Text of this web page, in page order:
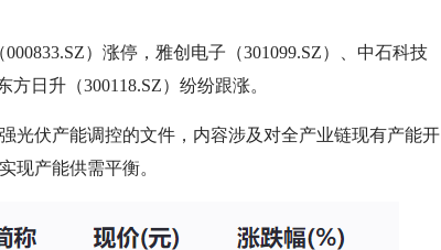
）涨停，雅创电子（301099.SZ）、中石科技
方日升（300118.SZ）纷纷跟涨。
光伏产能调控的文件，内容涉及对全产业链现有产能开
现产能供需平衡。